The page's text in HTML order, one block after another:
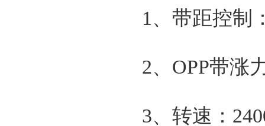
1、带距控制
2、OPP带涨
3、转速：